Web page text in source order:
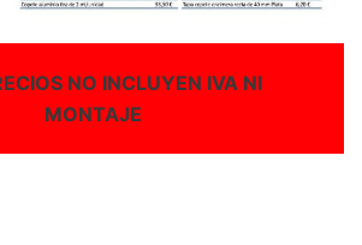
NO INCLUYEN IVA NI
MONTAJE